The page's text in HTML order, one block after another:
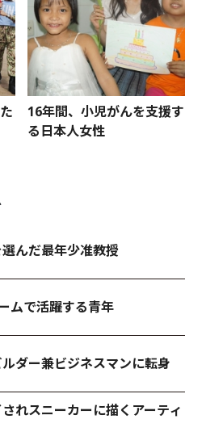
16年間、小児がんを支援す
る日本人女性
んだ最年少准教授
ムで活躍する青年
ダー兼ビジネスマンに転身
れスニーカーに描くアーティ